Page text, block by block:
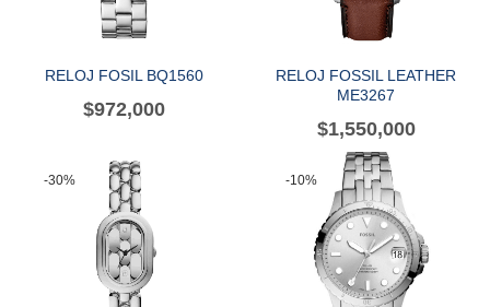
RELOJ FOSIL BQ1560
$972,000
RELOJ FOSSIL LEATHER
ME3267
$1,550,000
-30% -10%